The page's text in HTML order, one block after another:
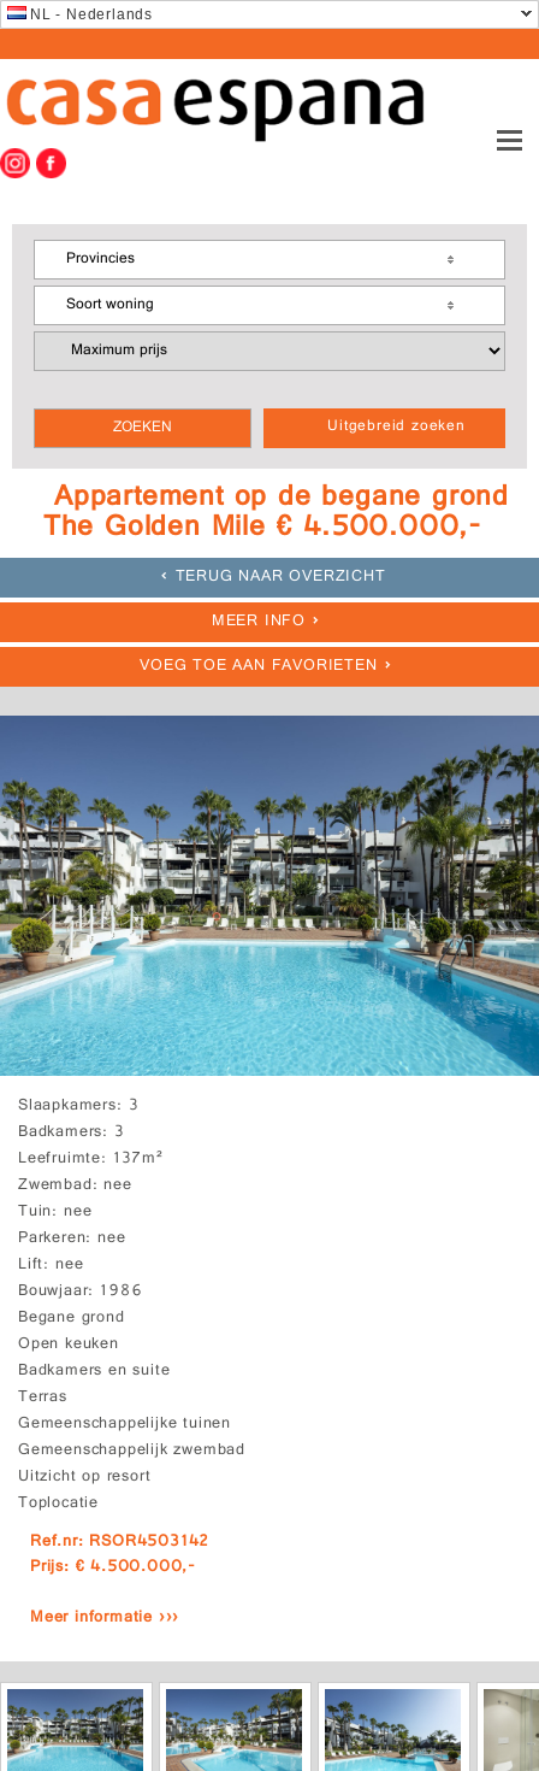
NL - Nederlands
Uitgebreid zoeken
Provincies
Soort woning
Appartement op de begane grond
The Golden Mile € 4.500.000,-
TERUG NAAR OVERZICHT
MEER INFO
VOEG TOE AAN FAVORIETEN
Slaapkamers 3
Badkamers 3
Leefruimte 137m²
Zwembad nee
Tuin nee
Parkeren nee
Lift nee
Bouwjaar 1986
Begane grond
Open keuken
Badkamers en suite
Terras
Gemeenschappelijke tuinen
Gemeenschappelijk zwembad
Uitzicht op resort
Toplocatie
Ref.nr: RSOR4503142
Prijs: € 4.500.000,-
Meer informatie ›››